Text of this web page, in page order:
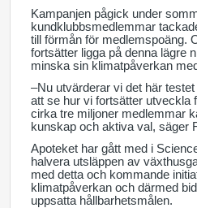
Kampanjen pågick under
kundklubbsmedlemmar
till förmån för medlemspoäng.
fortsätter ligga på denna lägre
minska sin klimatpåverkan
–Nu utvärderar vi det här
att se hur vi fortsätter utveckla
cirka tre miljoner medlemmar
kunskap och aktiva val, säger
Apoteket har gått med i
halvera utsläppen av
med detta och kommande
klimatpåverkan och därmed
uppsatta hållbarhetsmålen.